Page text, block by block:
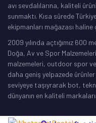
avı sevdalılarına, kaliteli
sunmaktı. Kısa sürede
ekipmanları mağazası haline
2009 yılında açtığımız 600
Doğa, Av ve Spor
malzemeleri, outdoor spor
daha geniş yelpazede ürünler
seviyeye taşıyrarak bot,
dünyanın en kaliteli